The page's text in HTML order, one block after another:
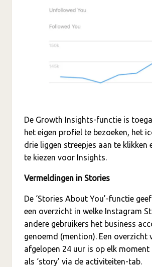
De Growth Insights-functie is
het eigen profiel te bezoeken, het
drie liggen streepjes aan te klikken
te kiezen voor Insights.
Vermeldingen in Stories
De ‘Stories About You’-functie
een overzicht in welke Instagram
andere gebruikers het business
genoemd (mention). Een overzicht
afgelopen 24 uur is op elk moment
als ‘story’ via de activiteiten-tab.